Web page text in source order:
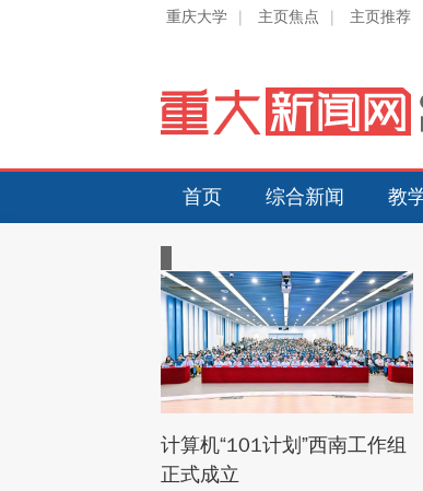
重庆大学 | 主页焦点 | 主页推荐
首页 综合新闻 教
计算机“101计划”西南工作组
正式成立